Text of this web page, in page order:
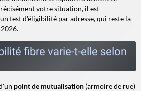
votre situation, il est
test d'éligibilité par adresse, qui reste la
fibre varie-t-elle selon
point de mutualisation (armoire de rue)